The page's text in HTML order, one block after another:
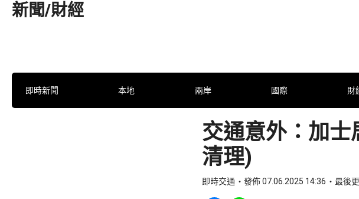
新聞/財經
即時新聞 本地 兩岸 國際 財
交通意外：加
清理)
即時交通 發佈 07.06.2025 14:36 最後